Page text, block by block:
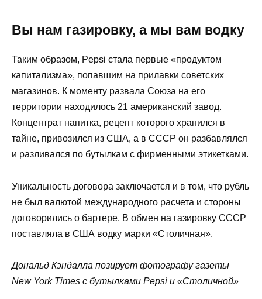
Вы нам газировку, а мы вам водку
Таким образом, Pepsi стала первые «продуктом
капитализма», попавшим на прилавки советских
магазинов. К моменту развала Союза на его
территории находилось 21 американский завод.
Концентрат напитка, рецепт которого хранился в
тайне, привозился из США, а в СССР он разбавлялся
и разливался по бутылкам с фирменными этикетками.
Уникальность договора заключается и в том, что рубль
не был валютой международного расчета и стороны
договорились о бартере. В обмен на газировку СССР
поставляла в США водку марки «Столичная».
Дональд Кэндалла позирует фотографу газеты
New York Times с бутылками Pepsi и «Столичной»